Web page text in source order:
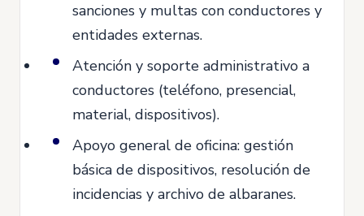
sanciones y multas con conductores y
entidades externas.
Atención y soporte administrativo a
conductores (teléfono, presencial,
material, dispositivos).
Apoyo general de oficina: gestión
básica de dispositivos, resolución de
incidencias y archivo de albaranes.